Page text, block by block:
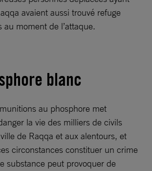
avaient aussi trouvé refuge
au moment de l’attaque.
blanc
au phosphore met
la vie des milliers de civils
de Raqqa et aux alentours, et
circonstances constituer un crime
substance peut provoquer de